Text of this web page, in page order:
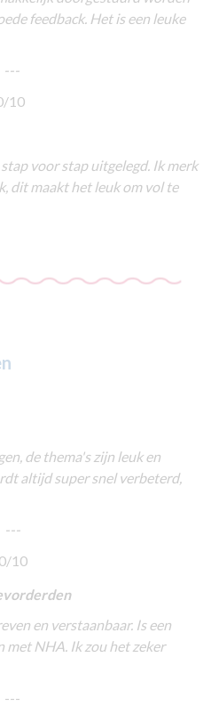
feedback. Het is een leuke
---
10
voor stap uitgelegd. Ik merk
dit maakt het leuk om vol te
de thema's zijn leuk en
altijd super snel verbeterd,
---
10
en verstaanbaar. Is een
met NHA. Ik zou het zeker
---